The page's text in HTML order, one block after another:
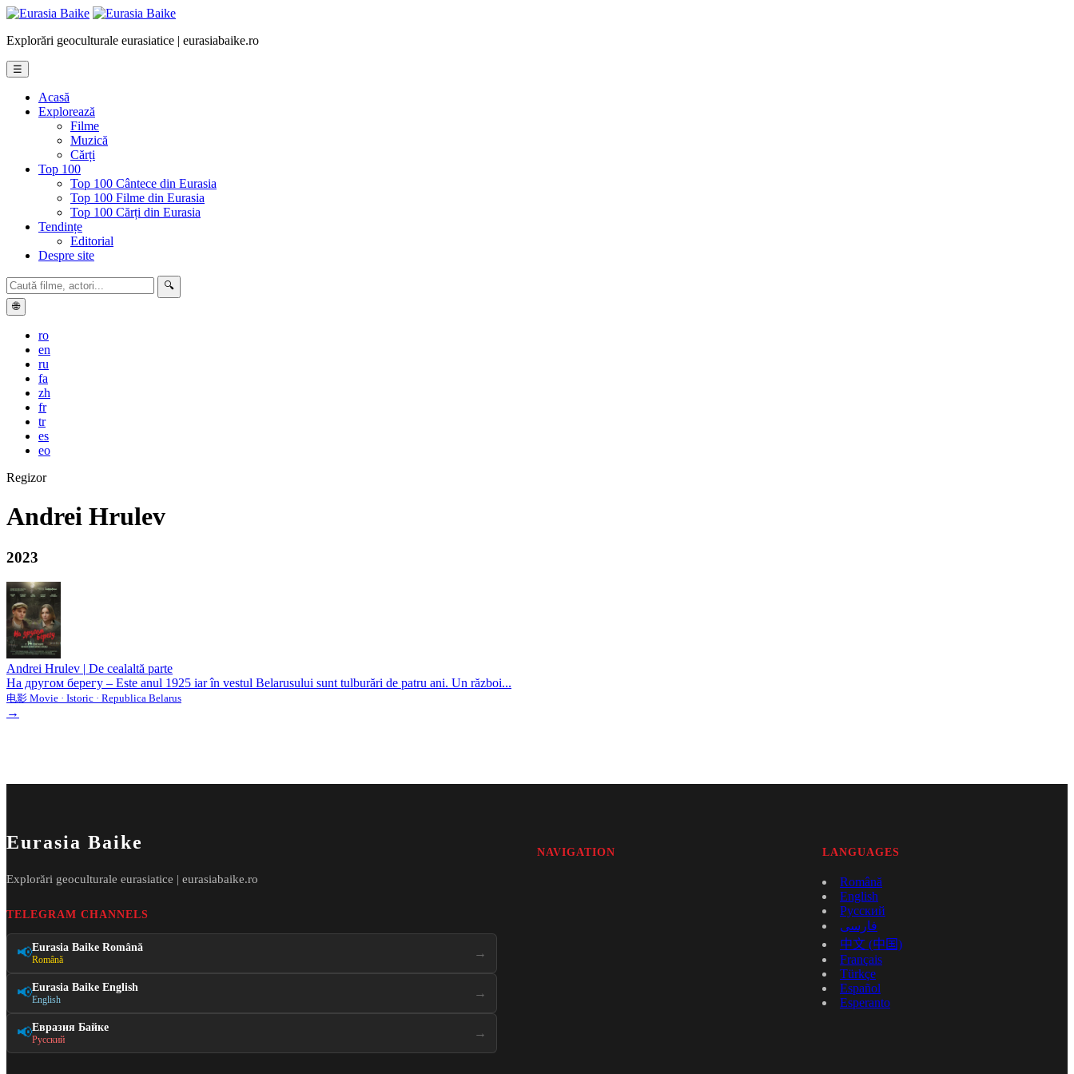
Explorări geoculturale eurasiatice | eurasiabaike.ro
☰
Acasă
Explorează
Filme
Muzică
Cărți
Top 100
Top 100 Cântece din Eurasia
Top 100 Filme din Eurasia
Top 100 Cărți din Eurasia
Tendințe
Editorial
Despre site
🔍
🌐
ro
en
ru
fa
zh
fr
tr
es
eo
Regizor
Andrei Hrulev
2023
Andrei Hrulev | De cealaltă parte
На другом берегу – Este anul 1925 iar în vestul Belarusului sunt tulburări de patru ani. Un război...
电影 Movie · Istoric · Republica Belarus
→
Eurasia Baike
Explorări geoculturale eurasiatice | eurasiabaike.ro
TELEGRAM CHANNELS
📢Eurasia Baike Română
Română →
📢Eurasia Baike English
English →
📢Евразия Байке
Русский →
NAVIGATION LANGUAGES
Română
English
Русский
فارسی
中文 (中国)
Français
Türkçe
Español
Esperanto